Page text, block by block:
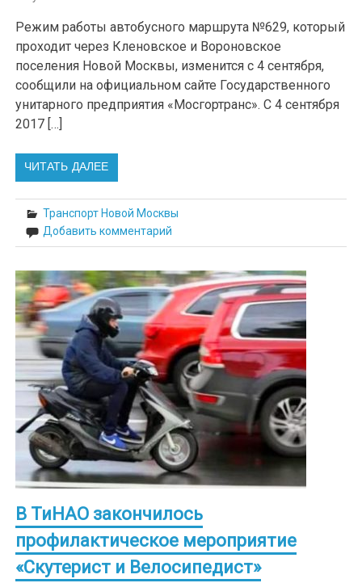
Режим работы автобусного маршрута №629, который
проходит через Кленовское и Вороновское
поселения Новой Москвы, изменится с 4 сентября,
сообщили на официальном сайте Государственного
унитарного предприятия «Мосгортранс». С 4 сентября
2017 […]
ЧИТАТЬ ДАЛЕЕ
Транспорт Новой Москвы
Добавить комментарий
В ТиНАО закончилось
профилактическое мероприятие
«Скутерист и Велосипедист»